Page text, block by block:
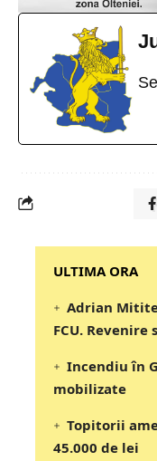
‎‎‎‎‎‎‎ULTIMA ORA
Adrian
FCU.
Incendiu în
mobilizate
Topitorii
45.000 de lei